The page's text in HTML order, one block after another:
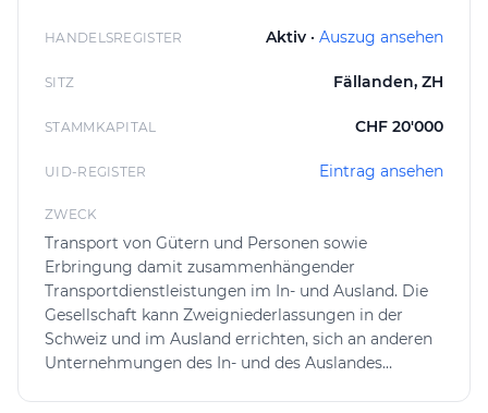
Kundinnen und Kunden können sich direkt an RiS
Transporte GmbH wenden, um eine Offerte für den
erfolgt in der Regel unkompliziert und transparent,
frühzeitig besprochen werden. Auf diese Weise wird
sichergestellt, dass alle Anforderungen berücksichtigt
und die Transportdienstleistungen effizient ausgeführt
werden.
RiS Transporte GmbH kann Zweigniederlassungen in
der Schweiz und im Ausland gründen sowie
Kooperationen eingehen, um das Leistungsspektrum
HANDELSREGISTER Aktiv · Auszug ansehen
SITZ Fällanden, ZH
STAMMKAPITAL CHF 20'000
UID-REGISTER Eintrag ansehen
ZWECK
Transport von Gütern und Personen sowie
Erbringung damit zusammenhängender
Transportdienstleistungen im In- und Ausland. Die
Gesellschaft kann Zweigniederlassungen in der
Schweiz und im Ausland errichten, sich an anderen
Unternehmungen des In- und des Auslandes